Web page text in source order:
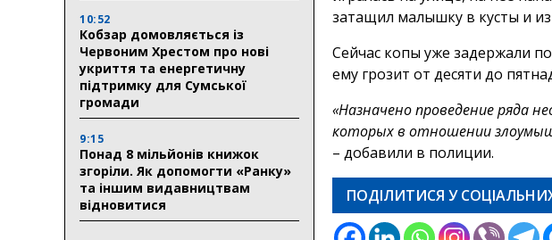
10:52
Кобзар домовляється із
Червоним Хрестом про нові
укриття та енергетичну
підтримку для Сумської
громади
9:15
Понад 8 мільйонів книжок
згоріли. Як допомогти «Ранку»
та іншим видавництвам
відновитися
затащил малышку в кусты и
Сейчас копы уже задержали
ему грозит от десяти до
«Назначено проведение ряда
которых в отношении
– добавили в полиции.
ПОДІЛИТИСЯ У